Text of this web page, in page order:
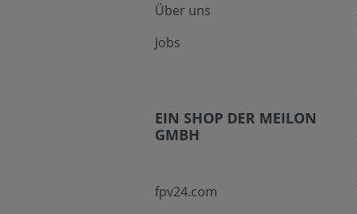
Über uns
Jobs
EIN SHOP DER MEILON
GMBH
fpv24.com